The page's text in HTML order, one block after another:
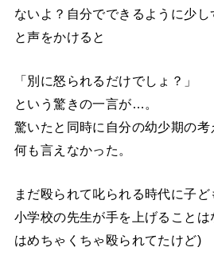
ないよ？自分でできるように少し
と声をかけると
「別に怒られるだけでしょ？」
という驚きの一言が…。
驚いたと同時に自分の幼少期の
何も言えなかった。
まだ殴られて叱られる時代に子ど
小学校の先生が手を上げること
はめちゃくちゃ殴られてたけど)